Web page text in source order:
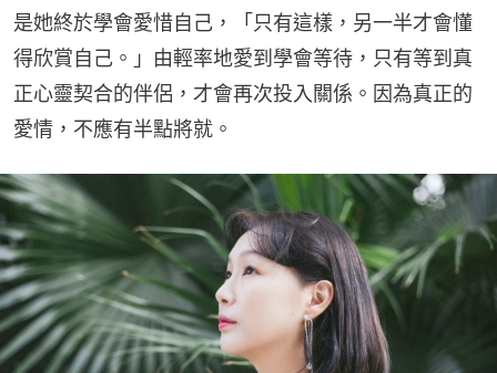
是她終於學會愛惜自己，「只有這樣，另一半才會懂
得欣賞自己。」由輕率地愛到學會等待，只有等到真
正心靈契合的伴侶，才會再次投入關係。因為真正的
愛情，不應有半點將就。